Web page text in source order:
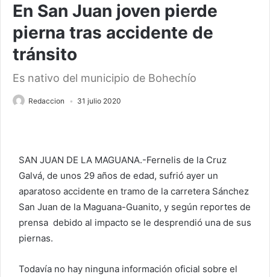
En San Juan joven pierde
pierna tras accidente de
tránsito
Es nativo del municipio de Bohechío
Redaccion 31 julio 2020
SAN JUAN DE LA MAGUANA.-Fernelis de la Cruz
Galvá, de unos 29 años de edad, sufrió ayer un
aparatoso accidente en tramo de la carretera Sánchez
San Juan de la Maguana-Guanito, y según reportes de
prensa debido al impacto se le desprendió una de sus
piernas.
Todavía no hay ninguna información oficial sobre el